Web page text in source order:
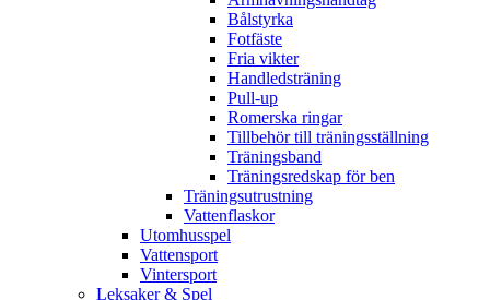
Bålstyrka
Fotfäste
Fria vikter
Handledsträning
Pull-up
Romerska ringar
Tillbehör till träningsställning
Träningsband
Träningsredskap för ben
Träningsutrustning
Vattenflaskor
Utomhusspel
Vattensport
Vintersport
Leksaker & Spel